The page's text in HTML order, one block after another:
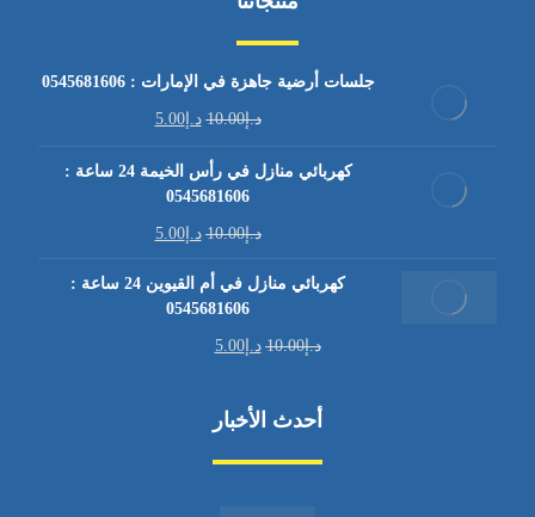
جلسات أرضية جاهزة في الإمارات : 0545681606
د.إ10.00 د.إ5.00
كهربائي منازل في رأس الخيمة 24 ساعة :
0545681606
د.إ10.00 د.إ5.00
كهربائي منازل في أم القيوين 24 ساعة :
0545681606
د.إ10.00 د.إ5.00
أحدث الأخبار